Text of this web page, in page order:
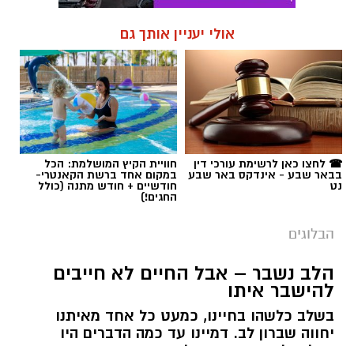
אולי יעניין אותך גם
☎ לחצו כאן לרשימת עורכי דין
בבאר שבע - אינדקס באר שבע
נט
חוויית הקיץ המושלמת: הכל
במקום אחד ברשת הקאנטרי-
חודשיים + חודש מתנה (כולל
החגים!)
הבלוגים
הלב נשבר – אבל החיים לא חייבים
להישבר איתו
בשלב כלשהו בחיינו, כמעט כל אחד מאיתנו
יחווה שברון לב. דמיינו עד כמה הדברים היו